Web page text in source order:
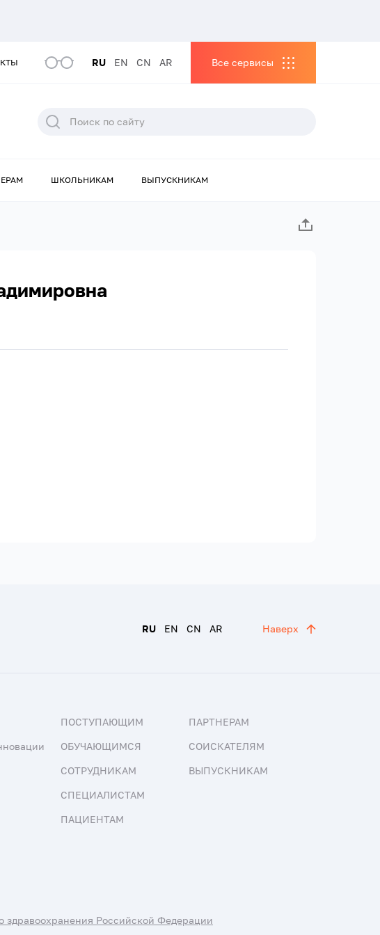
RU EN CN AR Все сервисы
ШКОЛЬНИКАМ ВЫПУСКНИКАМ
RU EN CN AR Наверх
ПОСТУПАЮЩИМ
ОБУЧАЮЩИМСЯ
СОТРУДНИКАМ
СПЕЦИАЛИСТАМ
ПАЦИЕНТАМ
ПАРТНЕРАМ
СОИСКАТЕЛЯМ
ВЫПУСКНИКАМ
здравоохранения Российской Федерации